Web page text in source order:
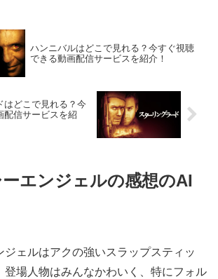
ハンニバルはどこで見れる？今すぐ視聴
できる動画配信サービスを紹介！
はどこで見れる？今
配信サービスを紹
エンジェルの感想のAI
ジェルはアクの強いスラップスティッ
登場人物はみんなかわいく、特にフォル